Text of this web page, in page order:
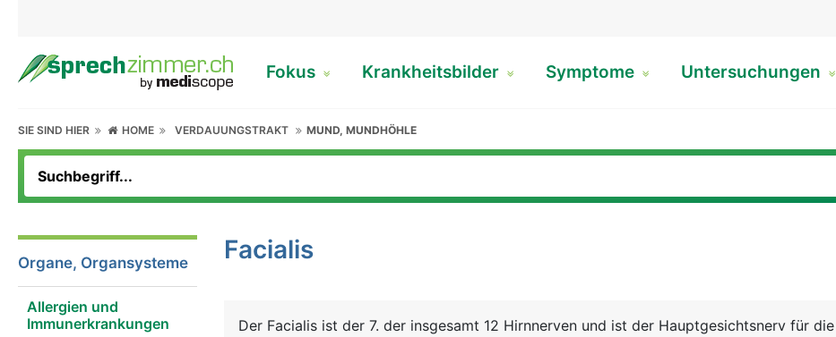
Fokus Krankheitsbilder Symptome Untersuchungen
SIE SIND HIER HOME VERDAUUNGSTRAKT MUND, MUNDHÖHLE
Organe, Organsysteme
Allergien und
Immunerkrankungen
Facialis
Der Facialis ist der 7. der insgesamt 12 Hirnnerven und ist der Hauptgesichtsnerv für die